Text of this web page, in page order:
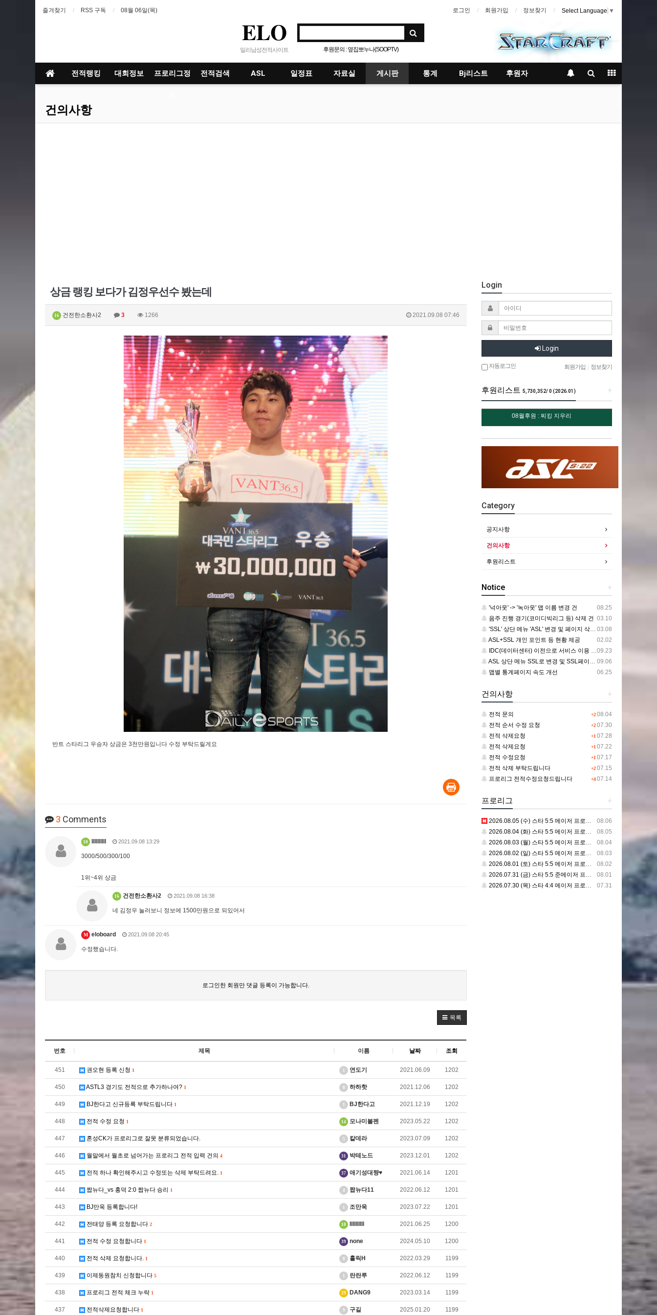
즐겨찾기 RSS 구독 08월 06일(목) 로그인 회원가입 정보찾기 Select Language ▼
ELO
밀리남성전적사이트 후원문의 : 옆집뽀누나(SOOPTV)
전적랭킹 대회정보 프로리그정 전적검색 ASL 일정표 자료실 게시판 통계 Bj리스트 후원자
건의사항
상금 랭킹 보다가 김정우선수 봤는데
16 건전한소환사2 3 1266 2021.09.08 07:46
반트 스타리그 우승자 상금은 3천만원입니다 수정 부탁드릴게요
3 Comments
10 IlIlIllIll 2021.09.08 13:29
3000/500/300/100
1위~4위 상금
16 건전한소환사2 2021.09.08 16:38
네 김정우 눌러보니 정보에 1500만원으로 되있어서
M eloboard 2021.09.08 20:45
수정했습니다.
로그인한 회원만 댓글 등록이 가능합니다.
목록
번호 제목 이름 날짜 조회
451 권오현 등록 신청 1 1 연도기 2021.06.09 1202
450 ASTL3 경기도 전적으로 추가하나여? 1 8 하하핫 2021.12.06 1202
449 BJ한다고 신규등록 부탁드립니다 1 1 BJ한다고 2021.12.19 1202
448 전적 수정 요청 1 14 모나미볼펜 2023.05.22 1202
447 혼성CK가 프로리그로 잘못 분류되었습니다. 5 칼데라 2023.07.09 1202
446 월말에서 월초로 넘어가는 프로리그 전적 입력 건의 4 31 박테노드 2023.12.01 1202
445 전적 하나 확인해주시고 수정또는 삭제 부탁드려요. 1 37 애기성대쨩♥ 2021.06.14 1201
444 짭뉴다_vs 홍덕 2:0 짭뉴다 승리 1 4 짭뉴다11 2022.06.12 1201
443 BJ만욱 등록합니다! 1 조만욱 2023.07.22 1201
442 전태양 등록 요청합니다 2 10 IlIlIllIll 2021.06.25 1200
441 전적 수정 요청합니다 1 39 none 2024.05.10 1200
440 전적 삭제 요청합니다. 1 8 홀릭H 2022.03.29 1199
439 이제동원참치 신청합니다 5 1 란란루 2022.06.12 1199
438 프로리그 전적 체크 누락 1 29 DANG9 2023.03.14 1199
437 전적삭제요청합니다 1 9 구길 2025.01.20 1199
Login
Login
자동로그인 회원가입 | 정보찾기
+
후원리스트 5,730,352/ 0 (2026.01)
08월후원 : 찌킹 지우리
Category
공지사항
건의사항
후원리스트
+
Notice
08.25
'넉아웃' -> '녹아웃' 맵 이름 변경 건
03.10
음주 진행 경기(코미디빅리그 등) 삭제 건
03.08
'SSL' 상단 메뉴 'ASL' 변경 및 페이지 삭제 건
02.02
ASL+SSL 개인 포인트 등 현황 제공
09.23
IDC(데이터센터) 이전으로 서비스 이용 중단 건
09.06
ASL 상단 메뉴 SSL로 변경 및 SSL페이지 추가 건
06.25
맵별 통계페이지 속도 개선
+
건의사항
+208.04
전적 문의
+207.30
전적 순서 수정 요청
+1 07.28
전적 삭제요청
+1 07.22
전적 삭제요청
+1 07.17
전적 수정요청
+207.15
전적 삭제 부탁드립니다
+407.14
프로리그 전적수정요청드립니다
+
프로리그
08.06
2026.08.05 (수) 스타 5:5 메이저 프로리그
08.05
2026.08.04 (화) 스타 5:5 메이저 프로리그
08.04
2026.08.03 (월) 스타 5:5 메이저 프로리그
08.03
2026.08.02 (일) 스타 5:5 메이저 프로리그
08.02
2026.08.01 (토) 스타 5:5 메이저 프로리그
08.01
2026.07.31 (금) 스타 5:5 준메이저 프로리그
07.31
2026.07.30 (목) 스타 4:4 메이저 프로리그